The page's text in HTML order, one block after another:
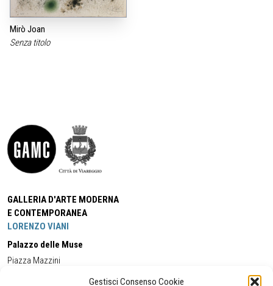
Gestisci Consenso Cookie
Mirò Joan
Senza titolo
GALLERIA D'ARTE MODERNA
E CONTEMPORANEA
LORENZO VIANI
Palazzo delle Muse
Piazza Mazzini